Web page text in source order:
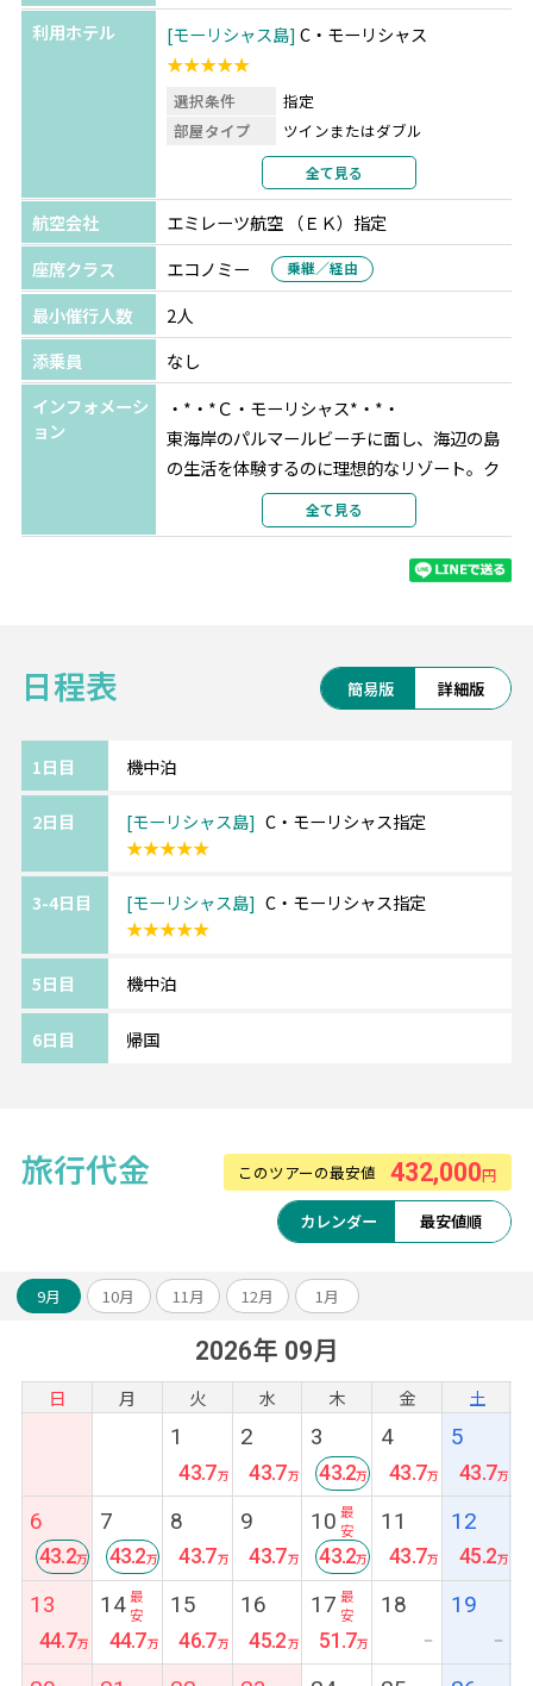
利用ホテル
モーリシャス島 C・モーリシャス
★★★★★
選択条件
指定
部屋タイプ
ツインまたはダブル
2名1室利用
部屋カテゴリ
プレステージ
全て見る
航空会社
エミレーツ航空 （ＥＫ）指定
座席クラス
エコノミー 乗継／経由
最小催行人数
2人
添乗員
なし
インフォメーシ
ョン
・*・*Ｃ・モーリシャス*・*・
東海岸のパルマールビーチに面し、海辺の島
の生活を体験するのに理想的なリゾート。ク
ラブハウスには豊富にアクティビティが用意
されており、遊びの楽しさを体感いただけま
す。トレックやビーチでのセッションもあ
り、カイトサーフィンやラケットスポーツも
アクセス：空港から車で約60分
◆モーリシャス「ツーリストフィー」につい
て
導入されることになりました。1名様につき1
泊あたり3ユーロをホテルチェックアウト時に
お支払いいただくこととなります。なお、本
全て見る
日程表 簡易版 詳細版
1日目 機中泊
2日目 モーリシャス島
C・モーリシャス指定
★★★★★
3-4日目 モーリシャス島
C・モーリシャス指定
★★★★★
5日目 機中泊
6日目 帰国
旅行代金 このツアーの最安値 432,000円
カレンダー 最安値順
9月 10月 11月 12月 1月
2026年 09月
日 月 火 水 木 金 土
1
43.7
2
43.7
3
最
安
43.2
4
43.7
5
43.7
6
43.2
7
最
安
43.2
8
43.7
9
43.7
10
最
安
43.2
11
43.7
12
45.2
13
44.7
14
44.7
15
46.7
16
45.2
17
51.7
18
ー
19
ー